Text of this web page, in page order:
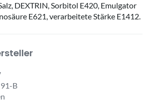
DEXTRIN, Sorbitol E420, Emulgator
E621, verarbeitete Stärke E1412.
B